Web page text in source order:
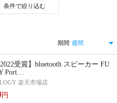
条件で絞り込む
期間
受賞】bluetooth スピーカー FU
Port…
楽天市場店
円